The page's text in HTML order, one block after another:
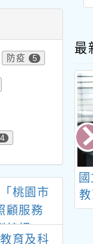
防疫 5
桃園市
顧服務
練課
育及科
最
辦理「雙
模式研發
計畫-雙閱
教」分享